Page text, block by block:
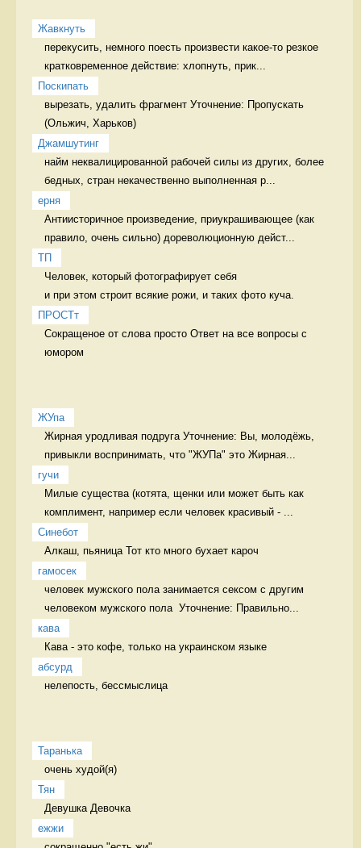
Жавкнуть
перекусить, немного поесть произвести какое-то резкое
кратковременное действие: хлопнуть, прик...
Поскипать
вырезать, удалить фрагмент Уточнение: Пропускать
Джамшутинг
найм неквалицированной рабочей силы из других, более
бедных, стран некачественно выполненная р...
ерня
Антиисторичное произведение, приукрашивающее (как
правило, очень сильно) дореволюционную дейст...
ТП
Человек, который фотографирует себя
и при этом строит всякие рожи, и таких фото куча.
ПРОСТт
Сокращеное от слова просто Ответ на все вопросы с
юмором
ЖУпа
Жирная уродливая подруга Уточнение: Вы, молодёжь,
привыкли воспринимать, что "ЖУПа" это Жирная...
гучи
Милые существа (котята, щенки или может быть как
комплимент, например если человек красивый - ...
Синебот
Алкаш, пьяница Тот кто много бухает кароч
гамосек
человек мужского пола занимается сексом с другим
человеком мужского пола  Уточнение: Правильно...
кава
Кава - это кофе, только на украинском языке
абсурд
нелепость, бессмыслица
Таранька
очень худой(я)
Тян
Девушка Девочка
ежжи